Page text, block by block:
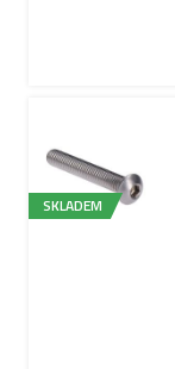
SKLADEM